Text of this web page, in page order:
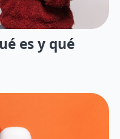
es y qué